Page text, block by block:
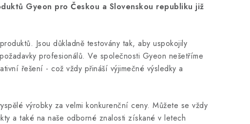
Gyeon pro Českou a Slovenskou republiku již
Jsou důkladně testovány tak, aby uspokojily
profesionálů. Ve společnosti Gyeon nešetříme
řešení - což vždy přináší výjimečné výsledky a
výrobky za velmi konkurenční ceny. Můžete se vždy
a také na naše odborné znalosti získané v letech